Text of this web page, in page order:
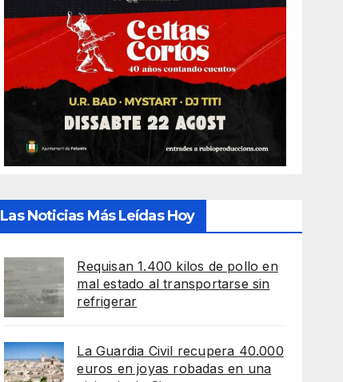
Las Noticias Más Leídas Hoy
Requisan 1.400 kilos de pollo en
mal estado al transportarse sin
refrigerar
La Guardia Civil recupera 40.000
euros en joyas robadas en una